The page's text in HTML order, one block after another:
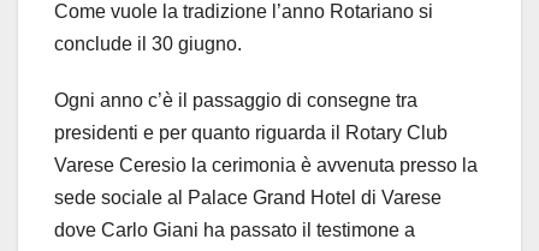
Come vuole la tradizione l’anno Rotariano si
conclude il 30 giugno.
Ogni anno c’è il passaggio di consegne tra
presidenti e per quanto riguarda il Rotary Club
Varese Ceresio la cerimonia è avvenuta presso la
sede sociale al Palace Grand Hotel di Varese
dove Carlo Giani ha passato il testimone a